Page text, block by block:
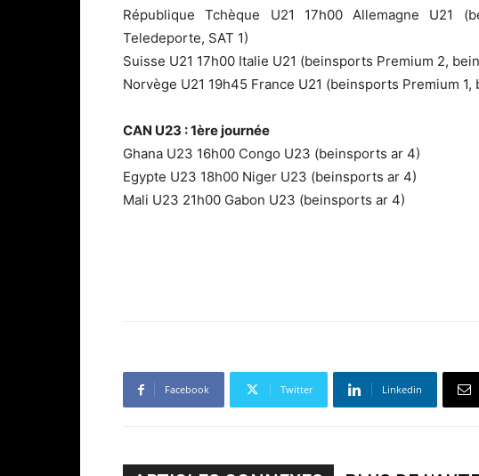
République Tchèque U21 17h00 Allemagne U21
Teledeporte, SAT 1)
Suisse U21 17h00 Italie U21 (beinsports Premium 2,
Norvège U21 19h45 France U21 (beinsports Premium
CAN U23 : 1ère journée
Ghana U23 16h00 Congo U23 (beinsports ar 4)
Egypte U23 18h00 Niger U23 (beinsports ar 4)
Mali U23 21h00 Gabon U23 (beinsports ar 4)
Facebook Twitter Linkedin